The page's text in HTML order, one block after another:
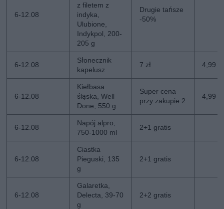
6-12.08
z filetem z
indyka,
Ulubione,
Indykpol, 200-
205 g
Drugie tańsze
-50%
6-12.08
Słonecznik
kapelusz
7 zł 4,99
6-12.08
Kiełbasa
śląska, Well
Done, 550 g
Super cena
przy zakupie 2
4,99
6-12.08
Napój alpro,
750-1000 ml
2+1 gratis
6-12.08
Ciastka
Pieguski, 135
g
2+1 gratis
6-12.08
Galaretka,
Delecta, 39-70
g
2+2 gratis